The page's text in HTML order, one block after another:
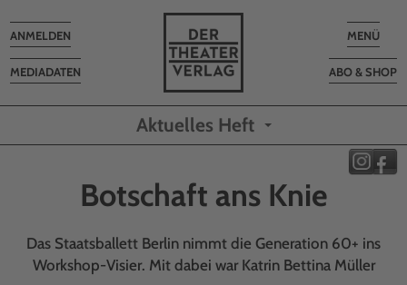
Toggle
MENÜ
ABO & SHOP
MEDIADATEN
Toggle
navigation
ANMELDEN
Aktuelles Heft
Botschaft ans Knie
Das Staatsballett Berlin nimmt die Generation 60+ ins
Workshop-Visier. Mit dabei war Katrin Bettina Müller